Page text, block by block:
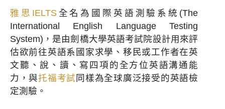
雅思IELTS全名為國際英語測驗系統(The
International English Language Testing
System)，是由劍橋大學英語考試院設計用來評
估欲前往英語系國家求學、移民或工作者在英
文聽、說、讀、寫四項的全方位英語溝通能
力，與托福考試 同樣為全球廣泛接受的英語檢
定測驗。